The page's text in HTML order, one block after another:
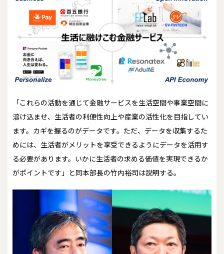
「これらの活動を通じて金融サービスを生活空間や事業空間に
溶け込ませ、生活者の利便性向上や産業の活性化を目指してい
ます。カギを握るのがデータです。ただ、データを収集するた
めには、生活者がメリットを享受できるようにデータを活用す
る必要があります。いかに生活者の求める価値を実現できるか
がポイントです」と同本部長の竹内裕司は説明する。